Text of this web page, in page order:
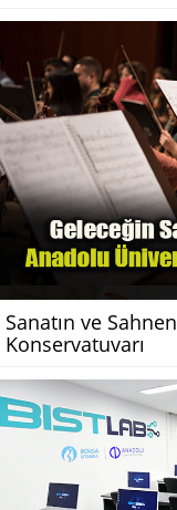
Sanatın ve
Konservatuvarı